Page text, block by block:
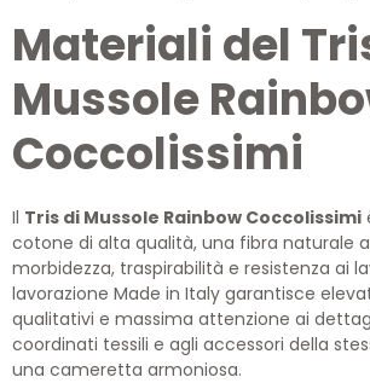
Materiali del
Mussole
Coccolissimi
Il Tris di Mussole Rainbow Coccolissimi
cotone di alta qualità, una fibra naturale
morbidezza, traspirabilità e resistenza ai
lavorazione Made in Italy garantisce
qualitativi e massima attenzione ai
coordinati tessili e agli accessori della
una cameretta armoniosa.